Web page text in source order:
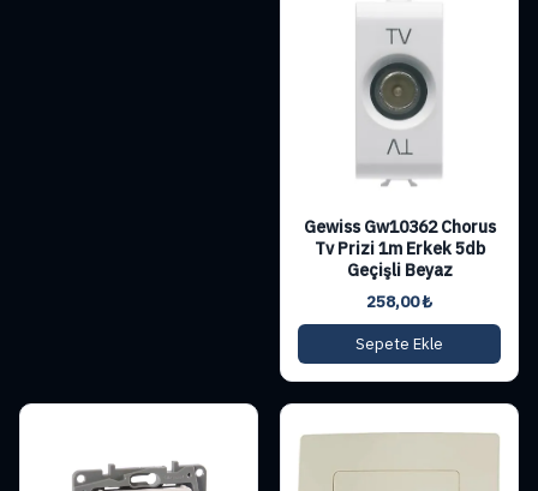
Gewiss Gw10362 Chorus
Tv Prizi 1m Erkek 5db
Geçişli Beyaz
258,00₺
Sepete Ekle